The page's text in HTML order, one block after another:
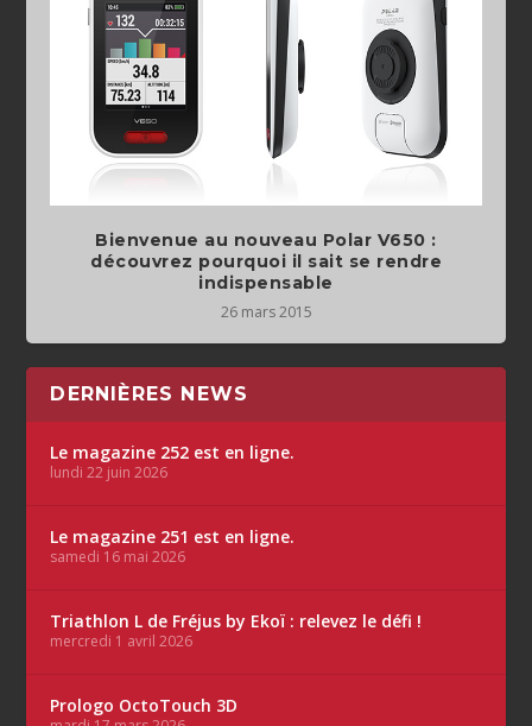
Bienvenue au nouveau Polar V650 :
découvrez pourquoi il sait se rendre
26 mars 2015
DERNIÈRES NEWS
Le magazine 252 est en ligne.
lundi 22 juin 2026
Le magazine 251 est en ligne.
samedi 16 mai 2026
Triathlon L de Fréjus by Ekoï : relevez le défi !
mercredi 1 avril 2026
Prologo OctoTouch 3D